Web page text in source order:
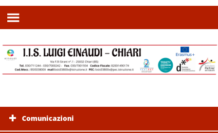
Comunicazioni